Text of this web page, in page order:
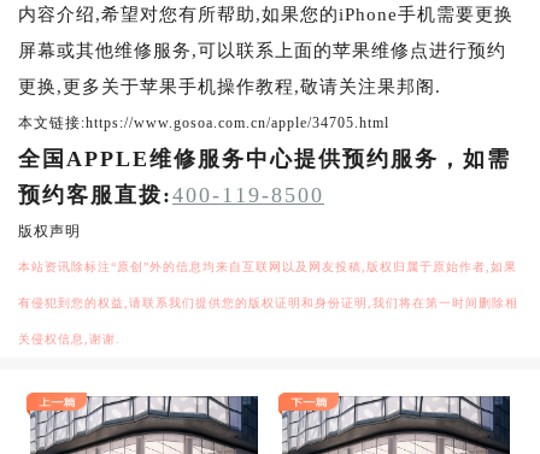
内容介绍,希望对您有所帮助,如果您的iPhone手机需要更换
屏幕或其他维修服务,可以联系上面的苹果维修点进行预约
更换,更多关于苹果手机操作教程,敬请关注果邦阁.
本文链接:https://www.gosoa.com.cn/apple/34705.html
全国APPLE维修服务中心提供预约服务，如需
预约客服直拨:400-119-8500
版权声明
本站资讯除标注“原创”外的信息均来自互联网以及网友投稿,版权归属于原始作者,如果
有侵犯到您的权益,请联系我们提供您的版权证明和身份证明,我们将在第一时间删除相
关侵权信息,谢谢.